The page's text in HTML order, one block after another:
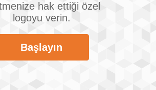
hak ettiği özel
logoyu verin.
Başlayın